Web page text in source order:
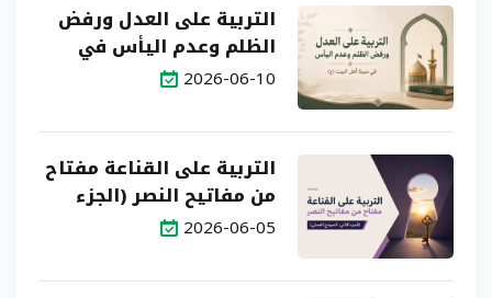
التربية على العدل ورفض
الظلم وعدم اليأس في
سيرة أهل البيت (ع)
2026-06-10
التربية على القناعة مفتاح
من مفاتيح النصر (الجزء
الثاني: النموذج العملي)
2026-06-05